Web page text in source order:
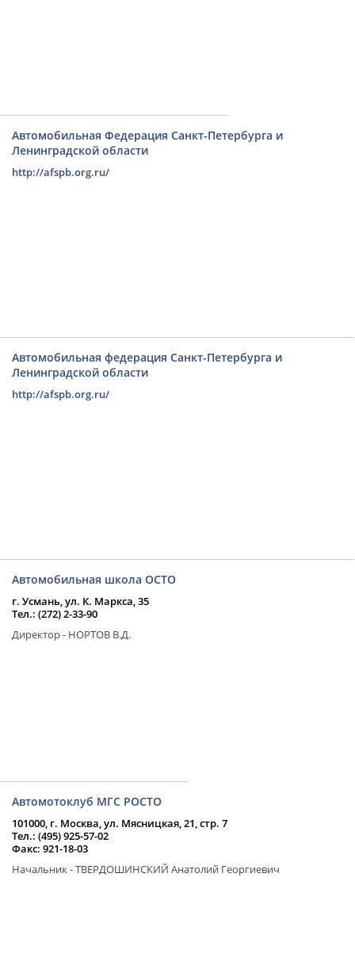
Автомобильная Федерация Санкт-Петербурга и
Ленинградской области
http://afspb.org.ru/
Автомобильная федерация Санкт-Петербурга и
Ленинградской области
http://afspb.org.ru/
Автомобильная школа ОСТО
г. Усмань, ул. К. Маркса, 35
Тел.: (272) 2-33-90
Директор - НОРТОВ В.Д.
Автомотоклуб МГС РОСТО
101000, г. Москва, ул. Мясницкая, 21, стр. 7
Тел.: (495) 925-57-02
Факс: 921-18-03
Начальник - ТВЕРДОШИНСКИЙ Анатолий Георгиевич